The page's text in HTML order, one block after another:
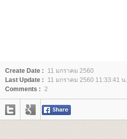
Create Date :
11 มกราคม 2560
Last Update :
11 มกราคม 2560 11:33:41 น.
Comments : 2